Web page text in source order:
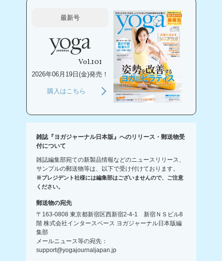
最新号
Vol.101
2026年06月19日(金)発売！
購入はこちら
雑誌『ヨガジャーナル日本版』へのリリース・郵送物受
付について
雑誌編集部宛ての新製品情報などのニュースリリース、
サンプルの郵送物等は、以下で受け付けております。
※プレジデント社様には編集部はございませんので、ご注意
ください。
郵送物の宛先
〒163-0808 東京都新宿区西新宿2-4-1 新宿ＮＳビル8
階 株式会社インタースペース ヨガジャーナル日本版編
集部
メールニュース等の宛先：
support@yogajournaljapan.jp